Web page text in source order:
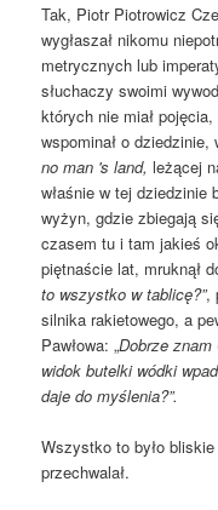
Tak, Piotr Piotrowicz
wygłaszał nikomu
metrycznych lub
słuchaczy swoimi
których nie miał
wspominał o
no man 's land, leżącej
właśnie w tej dziedzinie
wyżyn, gdzie zbiegają
czasem tu i tam jakieś
piętnaście lat, mruknął
to wszystko w tablicę?”,
silnika rakietowego, a
Pawłowa: „Dobrze
widok butelki wódki
daje do myślenia?”.
Wszystko to było
przechwalał.